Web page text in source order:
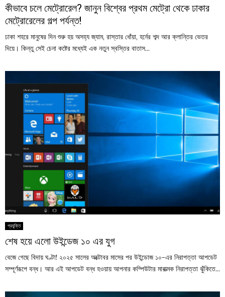
কীভাবে চলে মেট্রোরেল? জানুন বিশ্বের প্রথম মেট্রো থেকে ঢাকার
মেট্রোরেলের গল্প পর্যন্ত!
ঢাকা শহরে মানুষের দিন শুরু হয় অসহ্য জ্যাম, রাস্তার ধোঁয়া, হর্নের শব্দ আর ক্লান্তির ভেতর
দিয়ে। কিন্তু সেই চেনা কষ্টের মধ্যেই এক নতুন স্বস্তির বাতাস...
প্রযুক্তি
শেষ হয়ে এলো উইন্ডেজ ১০ এর যুগ
বেজে গেছে বিদায় ঘণ্টা! ২০২৫ সালের অক্টোবর মাসের পর উইন্ডোজ ১০-এর নিরাপত্তা আপডেট
সম্পূর্ণরূপে বন্ধ। আর এই আপডেট বন্ধ হওয়ায় আপনার কম্পিউটার মারাত্মক নিরাপত্তা ঝুঁকিতে...